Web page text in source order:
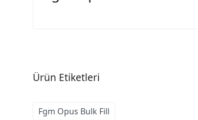
Ürün Etiketleri
Fgm Opus Bulk Fill